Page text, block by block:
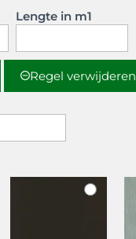
Lengte in m1
Regel verwijderen